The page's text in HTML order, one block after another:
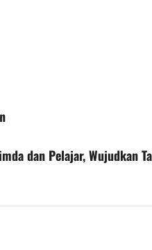
dan Pelajar, Wujudkan